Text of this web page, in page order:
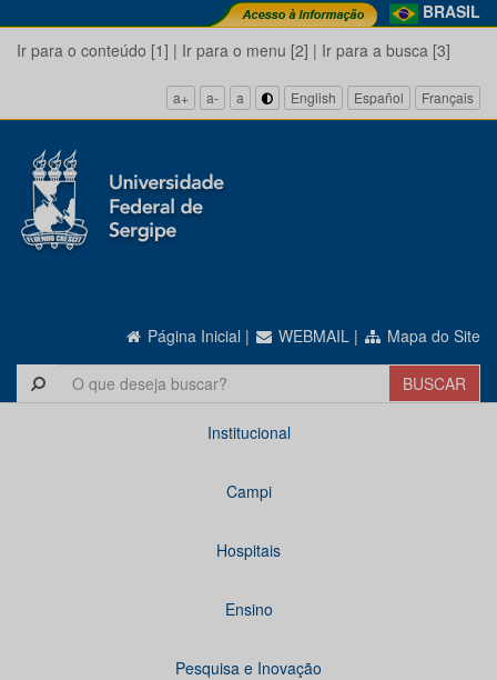
BRASIL
Ir para o conteúdo [1] | Ir para o menu [2] | Ir para a busca [3]
a+ a- a English Español Français
Página Inicial | WEBMAIL | Mapa do Site
Institucional
Campi
Hospitais
Ensino
Pesquisa e Inovação